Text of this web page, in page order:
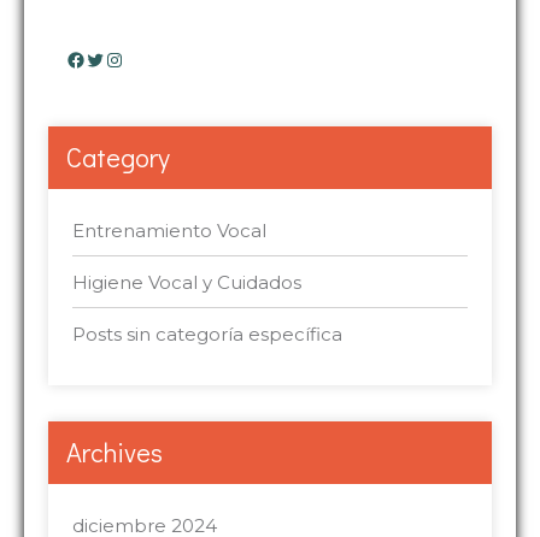
Facebook Twitter Instagram
Category
Entrenamiento Vocal
Higiene Vocal y Cuidados
Posts sin categoría específica
Archives
diciembre 2024